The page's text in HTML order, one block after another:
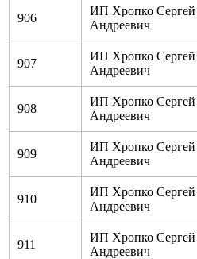
906
ИП Хропко Сергей
Андреевич
907
ИП Хропко Сергей
Андреевич
908
ИП Хропко Сергей
Андреевич
909
ИП Хропко Сергей
Андреевич
910
ИП Хропко Сергей
Андреевич
911
ИП Хропко Сергей
Андреевич